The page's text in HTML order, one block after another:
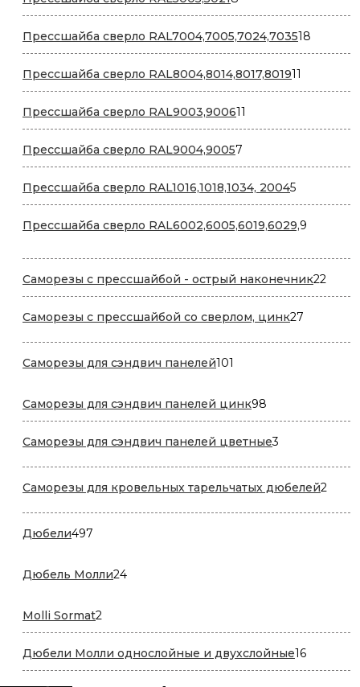
товаров
Прессшайба сверло RAL7004,7005,7024,703518
товаров
Прессшайба сверло RAL8004,8014,8017,801911
товаров
Прессшайба сверло RAL9003,900611
товаров
Прессшайба сверло RAL9004,90057
товаров
Прессшайба сверло RAL1016,1018,1034, 200455
товаров
Прессшайба сверло RAL6002,6005,6019,6029,9
Саморезы с прессшайбой - острый наконечник22
Саморезы с прессшайбой со сверлом, цинк27
Саморезы для сэндвич панелей101
Саморезы для сэндвич панелей цинк98
товаров
Саморезы для сэндвич панелей цветные3
Саморезы для кровельных тарельчатых дюбелей2
Дюбели497
Дюбель Молли2424
Molli Sormat2
товара
Дюбели Молли однослойные и двухслойные1616
товаров